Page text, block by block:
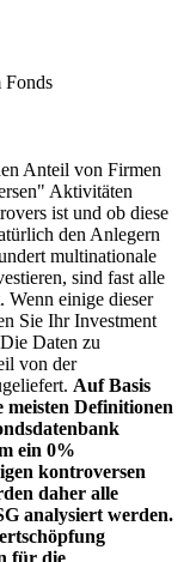
Fonds
Anteil von Firmen
Aktivitäten
ist und ob diese
den Anlegern
multinationale
sind fast alle
einige dieser
Sie Ihr Investment
Daten zu
von der
Auf Basis
Definitionen
ein 0%
kontroversen
daher alle
analysiert werden.
für die